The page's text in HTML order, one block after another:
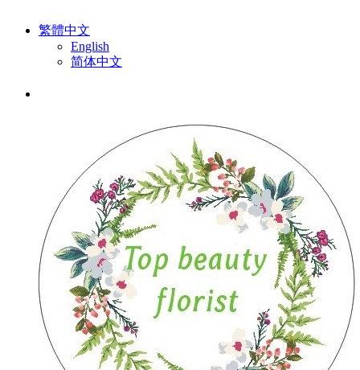
繁體中文
English
简体中文
默認 |熱賣|最高價格
有關向日葵花束 (11 件產品)
最新到貨
最高價格
最低價格